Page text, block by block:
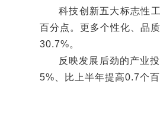
科技创新五大标志性
百分点。更多个性化、品
30.7%。
反映发展后劲的产业
5%、比上半年提高0.7个